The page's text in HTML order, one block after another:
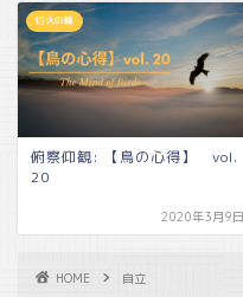
灯火の輪
俯察仰観: 【鳥の心得】 vol.
20
2020年3月9日
HOME 自立